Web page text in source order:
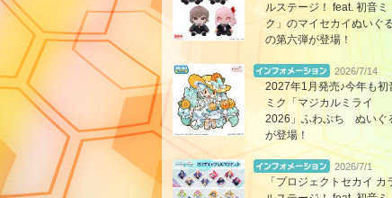
ルステージ！ feat. 初音ミ
ク」のマイセカイぬいぐ
の第六弾が登場！
2026/7/14
2027年1月発売♪今年も初
ミク「マジカルミライ
2026」ふわぷち ぬいぐ
が登場！
2026/7/1
「プロジェクトセカイ カ